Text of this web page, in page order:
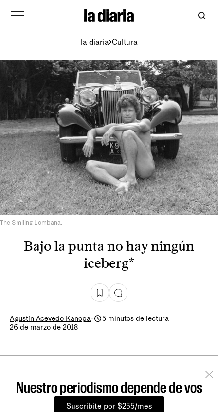
la diaria Cultura
The Smiling Lombana.
Bajo la punta no hay ningún
iceberg*
Agustín Acevedo Kanopa-
5 minutos de lectura
26 de marzo de 2018
Nuestro periodismo depende de vos
Suscribite por $255/mes